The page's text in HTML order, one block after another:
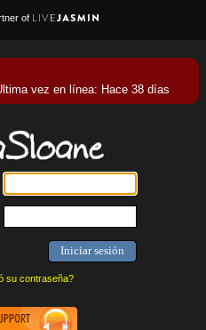
of
vez en línea: Hace 38 días
su contraseña?